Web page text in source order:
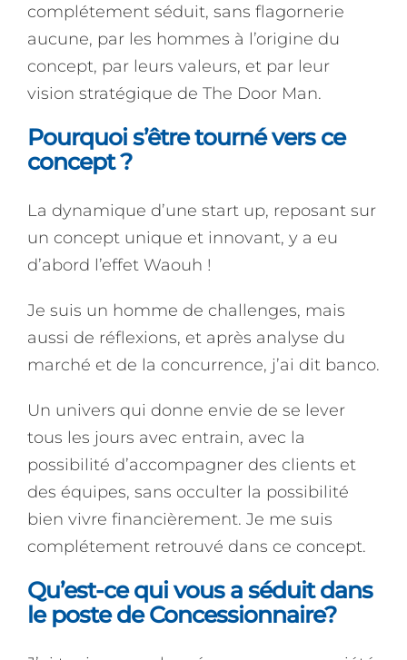
complétement séduit, sans flagornerie
aucune, par les hommes à l’origine du
concept, par leurs valeurs, et par leur
vision stratégique de The Door Man.
Pourquoi s’être tourné vers ce
concept ?
La dynamique d’une start up, reposant sur
un concept unique et innovant, y a eu
d’abord l’effet Waouh !
Je suis un homme de challenges, mais
aussi de réflexions, et après analyse du
marché et de la concurrence, j’ai dit banco.
Un univers qui donne envie de se lever
tous les jours avec entrain, avec la
possibilité d’accompagner des clients et
des équipes, sans occulter la possibilité
bien vivre financièrement. Je me suis
complétement retrouvé dans ce concept.
Qu’est-ce qui vous a séduit dans
le poste de Concessionnaire?